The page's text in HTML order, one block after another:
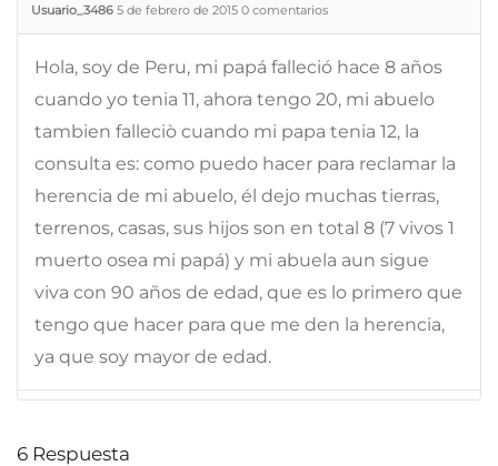
Usuario_3486 5 de febrero de 2015 0 comentarios
Hola, soy de Peru, mi papá falleció hace 8 años
cuando yo tenia 11, ahora tengo 20, mi abuelo
tambien falleciò cuando mi papa tenia 12, la
consulta es: como puedo hacer para reclamar la
herencia de mi abuelo, él dejo muchas tierras,
terrenos, casas, sus hijos son en total 8 (7 vivos 1
muerto osea mi papá) y mi abuela aun sigue
viva con 90 años de edad, que es lo primero que
tengo que hacer para que me den la herencia,
ya que soy mayor de edad.
6 Respuesta